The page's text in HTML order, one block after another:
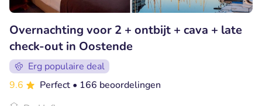
Overnachting voor 2 + ontbijt + cava + late
check-out in Oostende
Erg populaire deal
9.6
Perfect • 166 beoordelingen